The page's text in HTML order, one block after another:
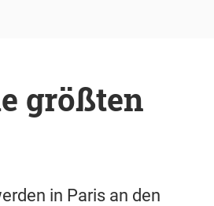
größten
in Paris an den